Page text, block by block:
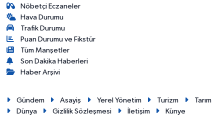
Nöbetçi Eczaneler
Hava Durumu
Trafik Durumu
Puan Durumu ve Fikstür
Tüm Manşetler
Son Dakika Haberleri
Haber Arşivi
Gündem Asayiş Yerel Yönetim Turizm
Tarım
Dünya
Gizlilik Sözleşmesi İletişim Künye